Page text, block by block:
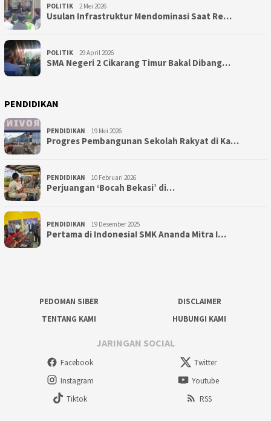
POLITIK 2 Mei 2026
Usulan Infrastruktur Mendominasi Saat Re…
POLITIK 29 April 2026
SMA Negeri 2 Cikarang Timur Bakal Dibang…
PENDIDIKAN
PENDIDIKAN 19 Mei 2026
Progres Pembangunan Sekolah Rakyat di Ka…
PENDIDIKAN 10 Februari 2026
Perjuangan ‘Bocah Bekasi’ di…
PENDIDIKAN 19 Desember 2025
Pertama di Indonesia! SMK Ananda Mitra I…
PEDOMAN SIBER
DISCLAIMER
TENTANG KAMI
HUBUNGI KAMI
JARINGAN SOCIAL
Facebook
Twitter
Instagram
Youtube
Tiktok
RSS